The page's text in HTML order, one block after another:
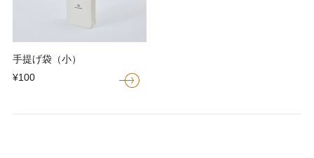
手提げ袋（小）
¥100